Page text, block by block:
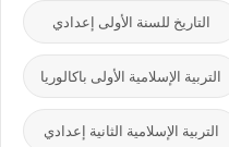
التاريخ للسنة الأولى إعدادي
التربية الإسلامية الأولى باكالوريا
التربية الإسلامية الثانية إعدادي